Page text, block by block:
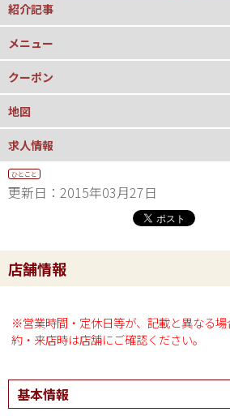
紹介記事
メニュー
クーポン
地図
求人情報
ひとこと
更新日：2015年03月27日
店舗情報
※営業時間・定休日等が、記載と異なる
約・来店時は店舗にご確認ください。
基本情報